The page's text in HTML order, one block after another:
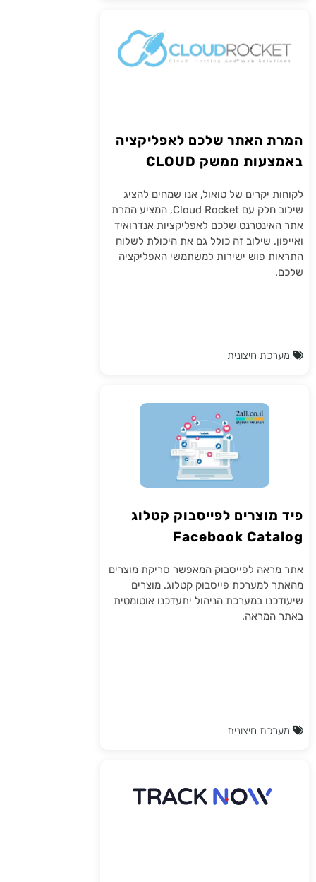
המרת האתר שלכם לאפליקציה
באמצעות ממשק CLOUD
לקוחות יקרים של טואול, אנו שמחים להציג
שילוב חלק עם Cloud Rocket, המציע המרת
אתר האינטרנט שלכם לאפליקציות אנדרואיד
ואייפון. שילוב זה כולל גם את היכולת לשלוח
התראות פוש ישירות למשתמשי האפליקציה
שלכם.
מערכת חיצונית
פיד מוצרים לפייסבוק קטלוג
Facebook Catalog
אתר מראה לפייסבוק המאפשר סריקת מוצרים
מהאתר למערכת פייסבוק קטלוג. מוצרים
שיעודכנו במערכת הניהול יתעדכנו אוטומטית
באתר המראה.
מערכת חיצונית